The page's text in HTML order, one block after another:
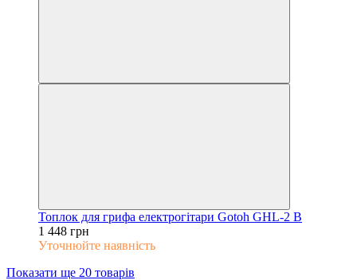
Топлок для грифа електрогітари Gotoh GHL-2 B
1 448 грн
Уточнюйте наявність
Показати ще 20 товарів